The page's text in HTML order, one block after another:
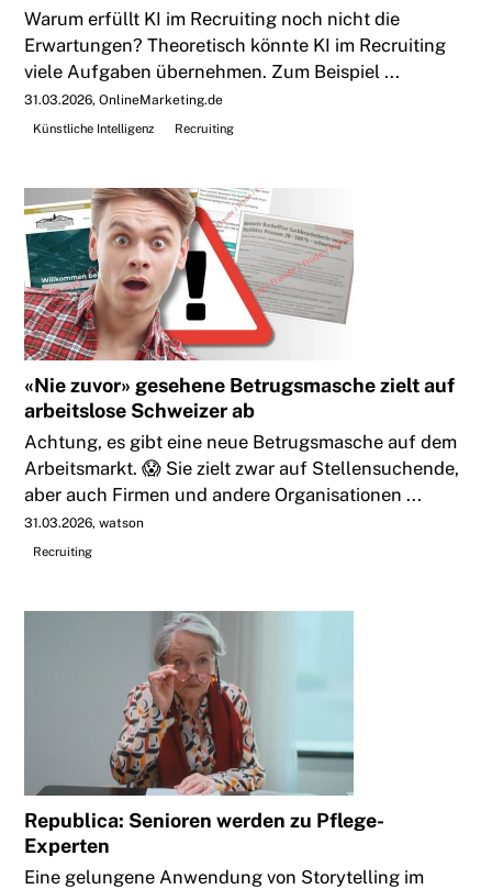
Warum erfüllt KI im Recruiting noch nicht die
Erwartungen? Theoretisch könnte KI im Recruiting
viele Aufgaben übernehmen. Zum Beispiel ...
31.03.2026 OnlineMarketing.de
Künstliche Intelligenz
Recruiting
«Nie zuvor» gesehene Betrugsmasche zielt auf
arbeitslose Schweizer ab
Achtung, es gibt eine neue Betrugsmasche auf dem
Arbeitsmarkt. 😱 Sie zielt zwar auf Stellensuchende,
aber auch Firmen und andere Organisationen ...
31.03.2026 watson
Recruiting
Republica: Senioren werden zu Pflege-
Experten
Eine gelungene Anwendung von Storytelling im